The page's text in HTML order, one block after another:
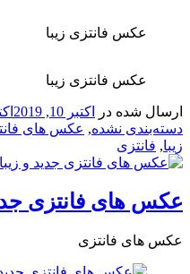
عکس فانتزی زیبا
عکس فانتزی زیبا
شده دراکتبر 10, 2019 اکتبر 10, 2019
نشده,عکس های فانتزی
فانتزی
های فانتزی جدید
های فانتزی